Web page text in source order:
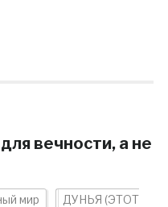
вечности, а не
мир ДУНЬЯ (ЭТОТ